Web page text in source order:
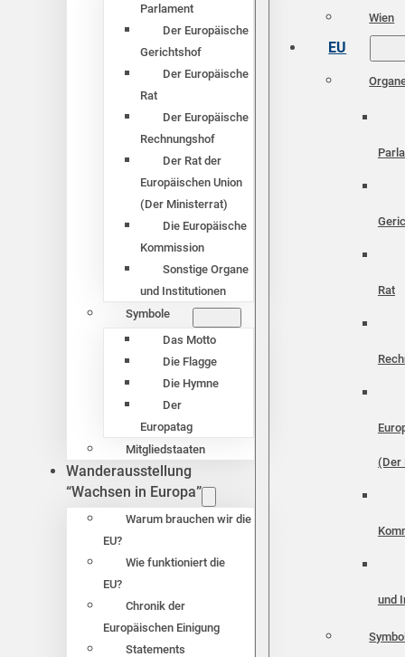
Parlament
Der Europäische
Gerichtshof
Der Europäische
Rat
Der Europäische
Rechnungshof
Der Rat der
Europäischen Union
(Der Ministerrat)
Die Europäische
Kommission
Sonstige Organe
und Institutionen
Symbole
Das Motto
Die Flagge
Die Hymne
Der
Europatag
Mitgliedstaaten
Wanderausstellung
“Wachsen in Europa”
Warum brauchen wir die
EU?
Wie funktioniert die
EU?
Chronik der
Europäischen Einigung
Statements
Wien
EU
Rat
(Der
und